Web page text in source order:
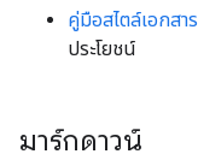
คู่มือสไตล์เอกส
ประโยชน์
มาร์กดาวน์